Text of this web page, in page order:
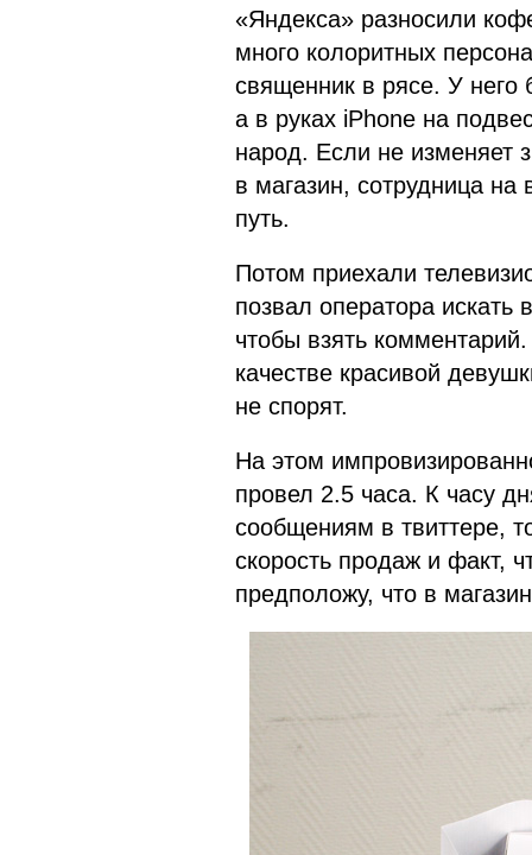
«Яндекса» разносили
много колоритных
священник в рясе. У него
а в руках iPhone на
народ. Если не изменяет
в магазин, сотрудница на
путь.
Потом приехали
позвал оператора искать
чтобы взять
качестве красивой
не спорят.
На этом
провел 2.5 часа. К часу
сообщениям в твиттере,
скорость продаж и факт,
предположу, что в